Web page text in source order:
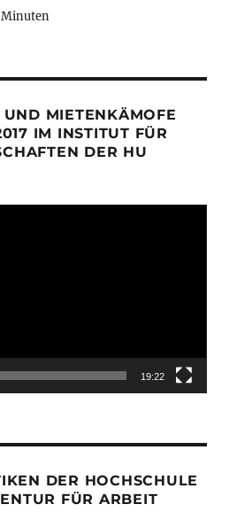
Minuten
MIETENKÄMOFE
IM INSTITUT FÜR
DER HU
19:22
DER HOCHSCHULE
FÜR ARBEIT